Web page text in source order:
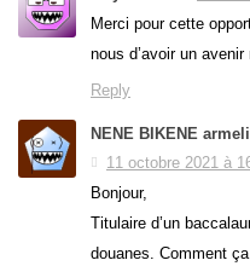
Merci pour cette
nous d’avoir un avenir
Reply
NENE BIKENE
11 octobre 2021 à
Bonjour,
Titulaire d’un
douanes. Comment